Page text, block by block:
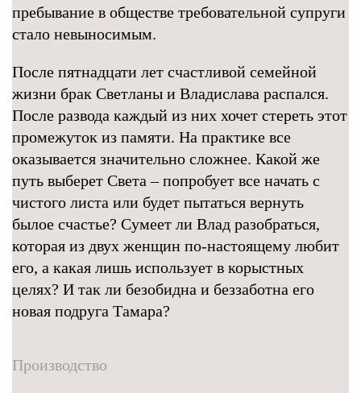
пребывание в обществе требовательной супруги
стало невыносимым.
После пятнадцати лет счастливой семейной
жизни брак Светланы и Владислава распался.
После развода каждый из них хочет стереть этот
промежуток из памяти. На практике все
оказывается значительно сложнее. Какой же
путь выберет Света – попробует все начать с
чистого листа или будет пытаться вернуть
былое счастье? Сумеет ли Влад разобраться,
которая из двух женщин по-настоящему любит
его, а какая лишь использует в корыстных
целях? И так ли безобидна и беззаботна его
новая подруга Тамара?
Производство